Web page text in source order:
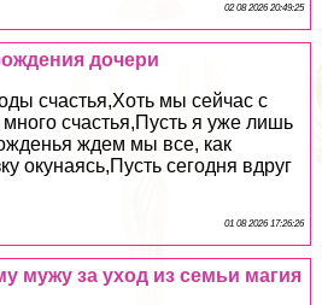
02 08 2026 20:49:25
дочери
счастья,Хоть мы сейчас с
счастья,Пусть я уже лишь
ждем мы все, как
окунаясь,Пусть сегодня вдруг
01 08 2026 17:26:26
мужу за уход из семьи магия